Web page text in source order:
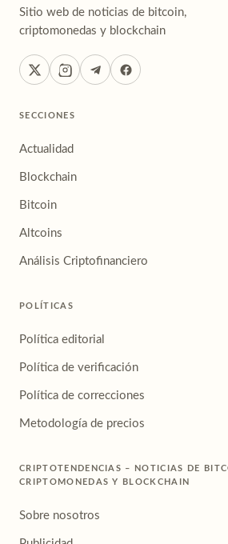
Sitio web de noticias de bitcoin,
criptomonedas y blockchain
SECCIONES
Actualidad
Blockchain
Bitcoin
Altcoins
Análisis Criptofinanciero
POLÍTICAS
Política editorial
Política de verificación
Política de correcciones
Metodología de precios
CRIPTOTENDENCIAS – NOTICIAS DE
CRIPTOMONEDAS Y BLOCKCHAIN
Sobre nosotros